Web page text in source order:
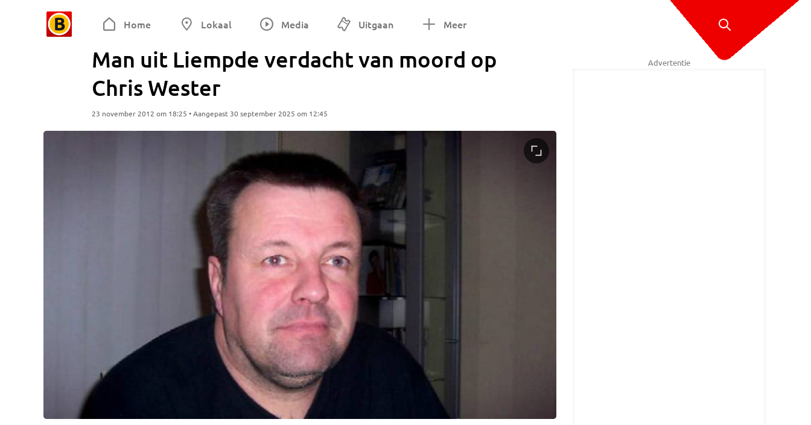
Home Lokaal Media Uitgaan Meer
Man uit Liempde verdacht van moord op
Chris Wester
23 november 2012 om 18:25 • Aangepast 30 september 2025 om 12:45
Advertentie